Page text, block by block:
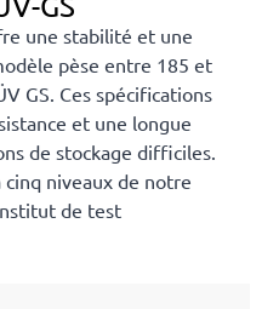
une stabilité et une
pèse entre 185 et
GS. Ces spécifications
et une longue
de stockage difficiles.
cinq niveaux de notre
de test